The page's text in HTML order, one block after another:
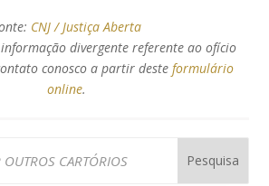
CNJ / Justiça Aberta
divergente referente ao ofício
conosco a partir deste formulário
online.